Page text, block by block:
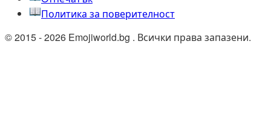
Политика за поверителност
© 2015 - 2026 Emojiworld.bg . Всички права запазени.